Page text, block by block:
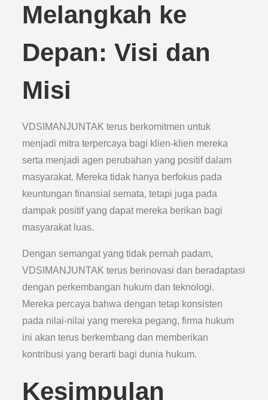
Melangkah ke
Depan: Visi dan
Misi
VDSIMANJUNTAK terus berkomitmen untuk
menjadi mitra terpercaya bagi klien-klien mereka
serta menjadi agen perubahan yang positif dalam
masyarakat. Mereka tidak hanya berfokus pada
keuntungan finansial semata, tetapi juga pada
dampak positif yang dapat mereka berikan bagi
masyarakat luas.
Dengan semangat yang tidak pernah padam,
VDSIMANJUNTAK terus berinovasi dan beradaptasi
dengan perkembangan hukum dan teknologi.
Mereka percaya bahwa dengan tetap konsisten
pada nilai-nilai yang mereka pegang, firma hukum
ini akan terus berkembang dan memberikan
kontribusi yang berarti bagi dunia hukum.
Kesimpulan